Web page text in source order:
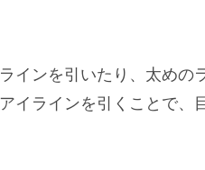
インを引いたり、太めの
イラインを引くことで、